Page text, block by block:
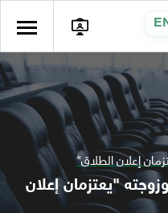
إعلان الطلاق"
"يعتزمان إعلان